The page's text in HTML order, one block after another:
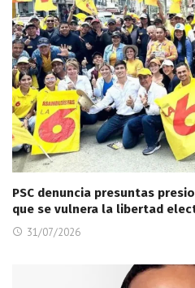
PSC denuncia presuntas
que se vulnera la libertad
31/07/2026